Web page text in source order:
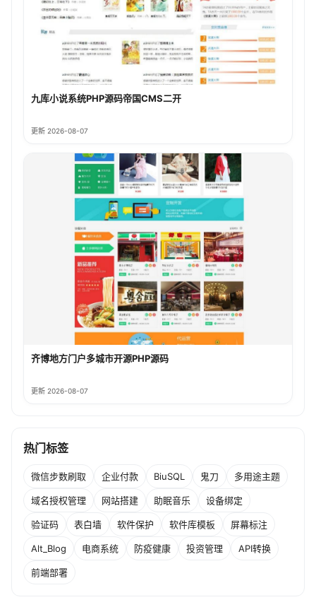
九库小说系统PHP源码帝国CMS二开
更新 2026-08-07
齐博地方门户多城市开源PHP源码
更新 2026-08-07
热门标签
微信步数刷取 企业付款 BiuSQL 鬼刀 多用途主题
域名授权管理 网站搭建 助眠音乐 设备绑定
验证码 表白墙 软件保护 软件库模板 屏幕标注
Alt_Blog 电商系统 防疫健康 投资管理 API转换
前端部署